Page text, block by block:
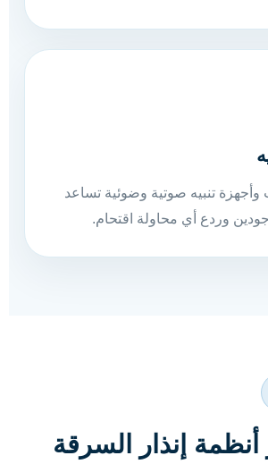
تنبيه صوتية وضوئية تساعد
وردع أي محاولة اقتحام.
أنظمة إنذار السرقة